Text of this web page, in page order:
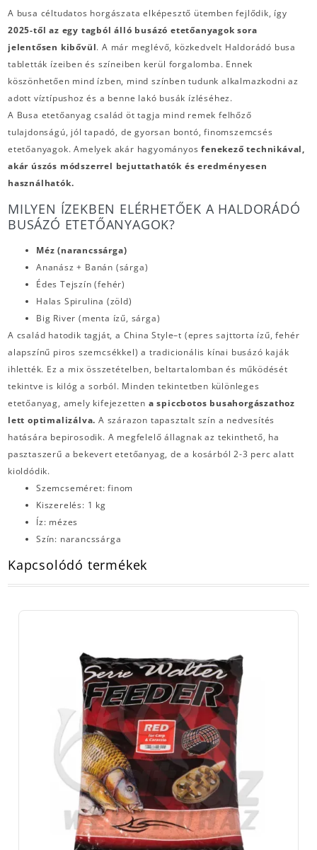
A busa céltudatos horgászata elképesztő ütemben fejlődik, így
2025-től az egy tagból álló busázó etetőanyagok sora
jelentősen kibővül. A már meglévő, közkedvelt Haldorádó busa
tabletták ízeiben és színeiben kerül forgalomba. Ennek
köszönhetően mind ízben, mind színben tudunk alkalmazkodni az
adott víztípushoz és a benne lakó busák ízléséhez.
A Busa etetőanyag család öt tagja mind remek felhőző
tulajdonságú, jól tapadó, de gyorsan bontó, finomszemcsés
etetőanyagok. Amelyek akár hagyományos fenekező technikával,
akár úszós módszerrel bejuttathatók és eredményesen
használhatók.
MILYEN ÍZEKBEN ELÉRHETŐEK A HALDORÁDÓ
BUSÁZÓ ETETŐANYAGOK?
Méz (narancssárga)
Ananász + Banán (sárga)
Édes Tejszín (fehér)
Halas Spirulina (zöld)
Big River (menta ízű, sárga)
A család hatodik tagját, a China Style–t (epres sajttorta ízű, fehér
alapszínű piros szemcsékkel) a tradicionális kínai busázó kaják
ihlették. Ez a mix összetételben, beltartalomban és működését
tekintve is kilóg a sorból. Minden tekintetben különleges
etetőanyag, amely kifejezetten a spiccbotos busahorgászathoz
lett optimalizálva.A szárazon tapasztalt szín a nedvesítés
hatására bepirosodik. A megfelelő állagnak az tekinthető, ha
pasztaszerű a bekevert etetőanyag, de a kosárból 2-3 perc alatt
kioldódik.
Szemcseméret: finom
Kiszerelés: 1 kg
Íz: mézes
Szín: narancssárga
Kapcsolódó termékek